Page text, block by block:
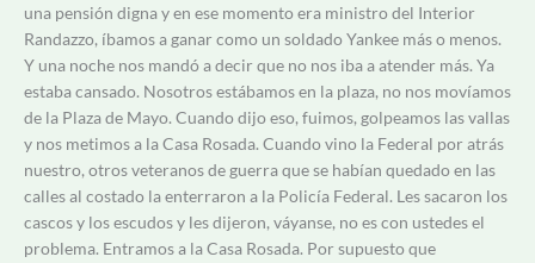
una pensión digna y en ese momento era ministro del Interior
Randazzo, íbamos a ganar como un soldado Yankee más o menos.
Y una noche nos mandó a decir que no nos iba a atender más. Ya
estaba cansado. Nosotros estábamos en la plaza, no nos movíamos
de la Plaza de Mayo. Cuando dijo eso, fuimos, golpeamos las vallas
y nos metimos a la Casa Rosada. Cuando vino la Federal por atrás
nuestro, otros veteranos de guerra que se habían quedado en las
calles al costado la enterraron a la Policía Federal. Les sacaron los
cascos y los escudos y les dijeron, váyanse, no es con ustedes el
problema. Entramos a la Casa Rosada. Por supuesto que